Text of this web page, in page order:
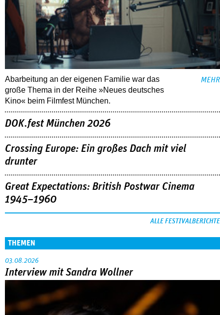
Abarbeitung an der eigenen Familie war das
große Thema in der Reihe »Neues deutsches
Kino« beim Filmfest München.
MEHR
DOK.fest München 2026
Crossing Europe: Ein großes Dach mit viel
drunter
Great Expectations: British Postwar Cinema
1945–1960
ALLE FESTIVALBERICHTE
THEMEN
03.08.2026
Interview mit Sandra Wollner